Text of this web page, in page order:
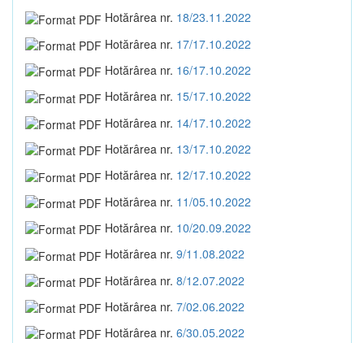
Hotărârea nr. 18/23.11.2022
Hotărârea nr. 17/17.10.2022
Hotărârea nr. 16/17.10.2022
Hotărârea nr. 15/17.10.2022
Hotărârea nr. 14/17.10.2022
Hotărârea nr. 13/17.10.2022
Hotărârea nr. 12/17.10.2022
Hotărârea nr. 11/05.10.2022
Hotărârea nr. 10/20.09.2022
Hotărârea nr. 9/11.08.2022
Hotărârea nr. 8/12.07.2022
Hotărârea nr. 7/02.06.2022
Hotărârea nr. 6/30.05.2022